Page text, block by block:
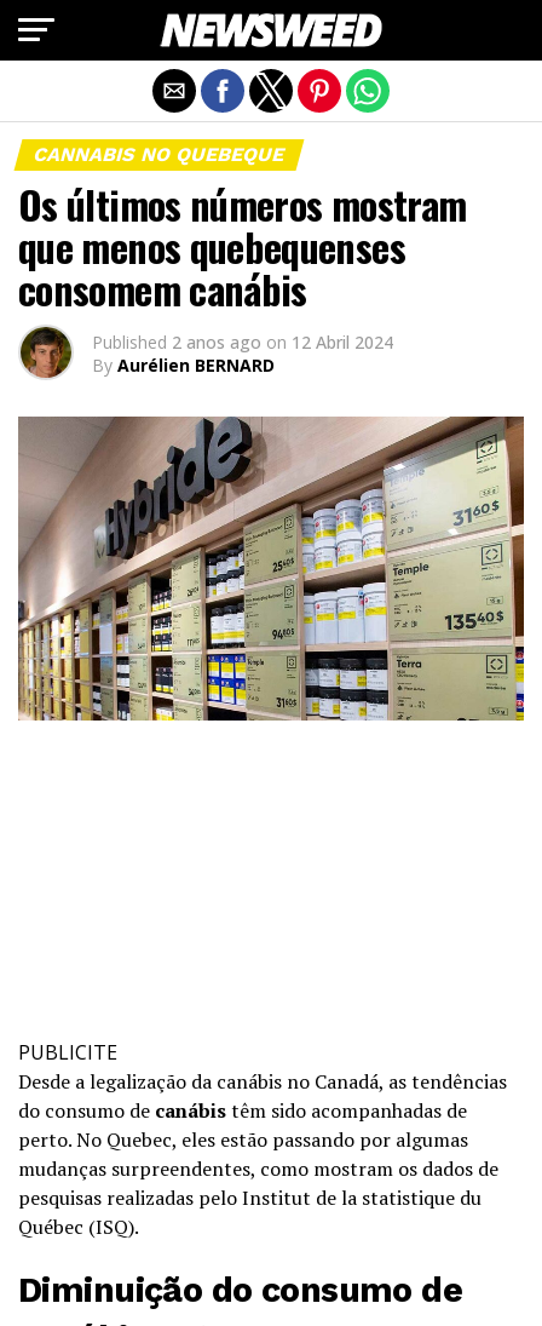
CANNABIS NO QUEBEQUE
Os últimos números mostram
que menos quebequenses
consomem canábis
Published 2 anos ago on 12 Abril 2024
By Aurélien BERNARD
PUBLICITE
Desde a legalização da canábis no Canadá, as tendências
do consumo de canábistêm sido acompanhadas de
perto. No Quebec, eles estão passando por algumas
mudanças surpreendentes, como mostram os dados de
pesquisas realizadas pelo Institut de la statistique du
Québec (ISQ).
Diminuição do consumo de
Exit mobile version